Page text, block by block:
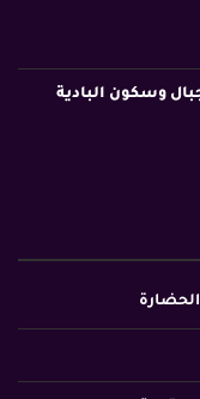
وسكون البادية